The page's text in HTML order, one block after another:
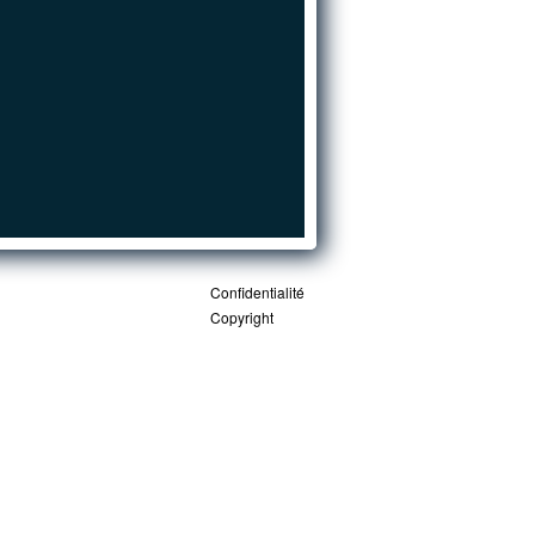
Confidentialité
Copyright